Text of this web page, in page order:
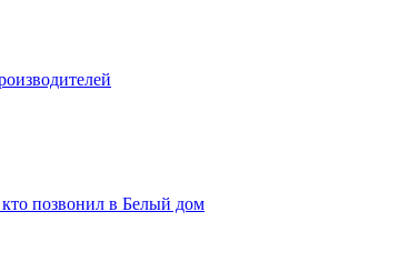
позвонил в Белый дом